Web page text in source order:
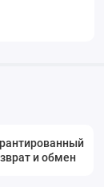
и обмен